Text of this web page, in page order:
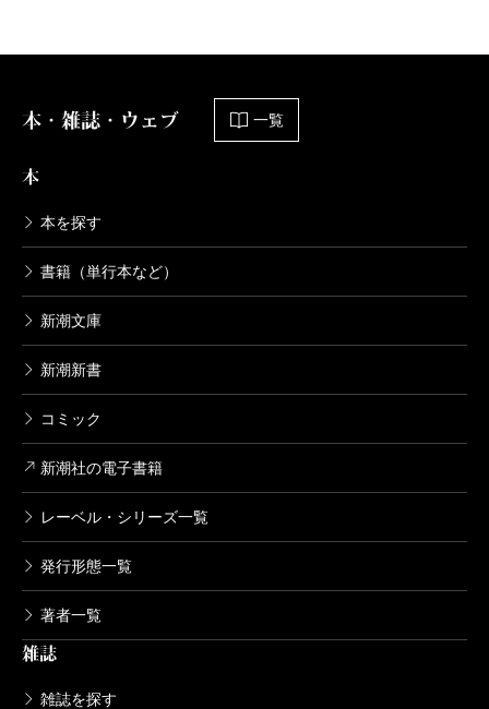
本・雑誌・ウェブ 一覧
本
本を探す
書籍（単行本など）
新潮文庫
新潮新書
コミック
新潮社の電子書籍
レーベル・シリーズ一覧
発行形態一覧
著者一覧
雑誌
雑誌を探す